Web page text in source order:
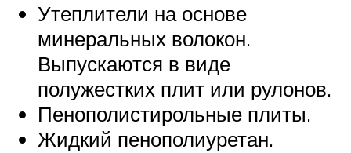
Утеплители на основе
минеральных волокон.
Выпускаются в виде
полужестких плит или рулонов.
Пенополистирольные плиты.
Жидкий пенополиуретан.